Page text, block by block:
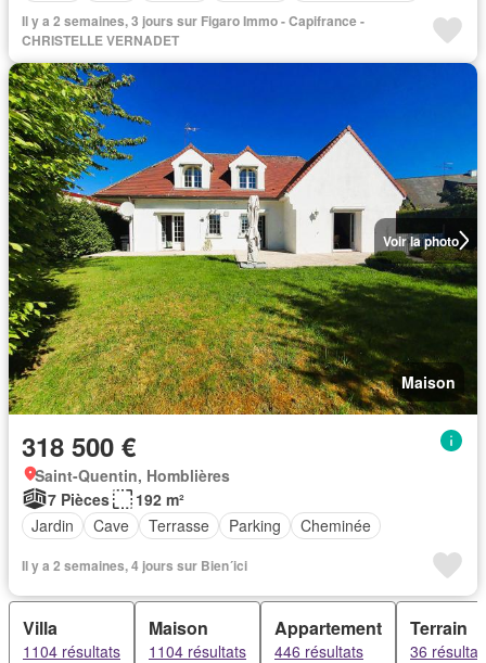
Il y a 2 semaines, 3 jours sur Figaro Immo - Capifrance -
CHRISTELLE VERNADET
Voir la photo
Maison
318 500 €
Saint-Quentin, Homblières
7 Pièces
192 m²
Jardin
Cave Terrasse Parking Cheminée
Il y a 2 semaines, 4 jours sur Bien´ici
Villa
1104 résultats
Maison
1104 résultats
Appartement
446 résultats
Terrain
36